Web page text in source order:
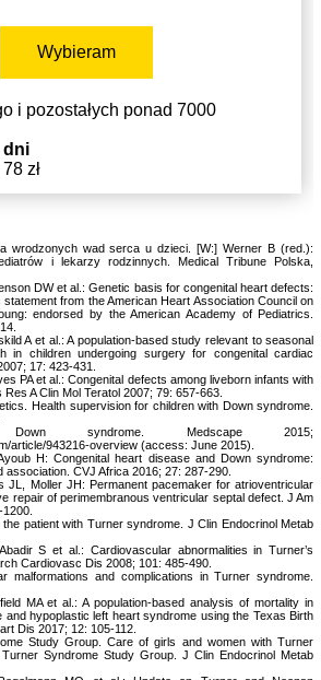
Wybieram
i pozostałych ponad 7000
dni
zł
wrodzonych wad serca u dzieci. [W:] Werner B (red.):
i lekarzy rodzinnych. Medical Tribune Polska,
DW et al.: Genetic basis for congenital heart defects:
from the American Heart Association Council on
endorsed by the American Academy of Pediatrics.
A et al.: A population-based study relevant to seasonal
in children undergoing surgery for congenital cardiac
17: 423-431.
PA et al.: Congenital defects among liveborn infants with
A Clin Mol Teratol 2007; 79: 657-663.
Health supervision for children with Down syndrome.
syndrome. Medscape 2015;
article/943216-overview (access: June 2015).
H: Congenital heart disease and Down syndrome:
CVJ Africa 2016; 27: 287-290.
JL, Moller JH: Permanent pacemaker for atrioventricular
repair of perimembranous ventricular septal defect. J Am
patient with Turner syndrome. J Clin Endocrinol Metab
S et al.: Cardiovascular abnormalities in Turner’s
Cardiovasc Dis 2008; 101: 485-490.
malformations and complications in Turner syndrome.
MA et al.: A population-based analysis of mortality in
hypoplastic left heart syndrome using the Texas Birth
Dis 2017; 12: 105-112.
Study Group. Care of girls and women with Turner
Syndrome Study Group. J Clin Endocrinol Metab